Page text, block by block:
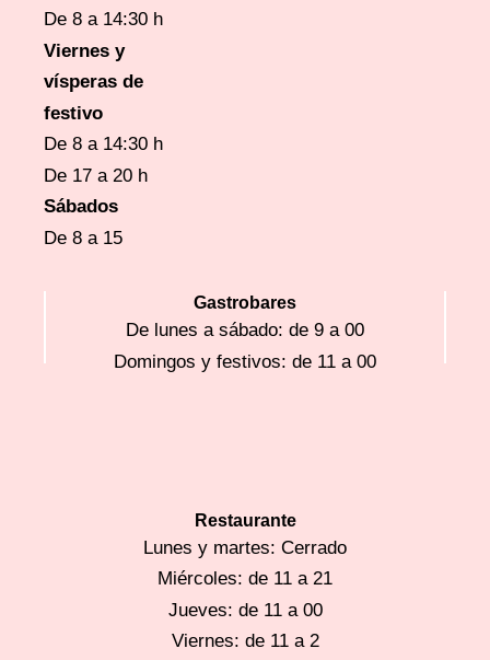
De 8 a 14:30 h
Viernes y
vísperas de
festivo
De 8 a 14:30 h
De 17 a 20 h
Sábados
De 8 a 15
Gastrobares
De lunes a sábado: de 9 a 00
Domingos y festivos: de 11 a 00
Restaurante
Lunes y martes: Cerrado
Miércoles: de 11 a 21
Jueves: de 11 a 00
Viernes: de 11 a 2